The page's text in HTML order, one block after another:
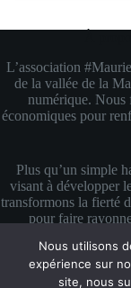
L’association
de la vallée de la
numérique. Nous
économiques pour
Plus qu’un simple
visant à développer
transformons la fierté
pour faire
Copyright © 2026
Nous utilisons
expérience sur
site, nous